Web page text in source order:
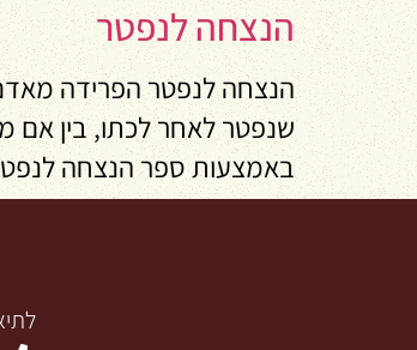
הנצחה לנפטר
הנצחה לנפטר הפרידה מאדם
שנפטר לאחר לכתו, בין אם
באמצעות ספר הנצחה